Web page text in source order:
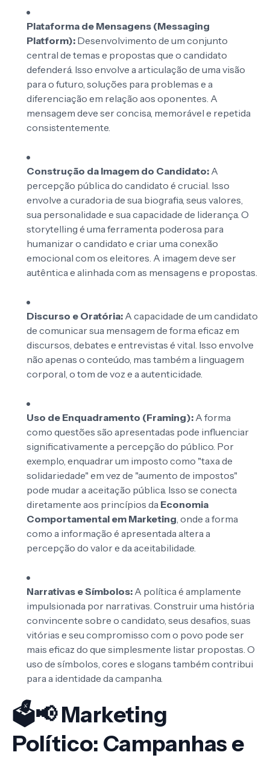
Plataforma de Mensagens (Messaging
Platform): Desenvolvimento de um conjunto
central de temas e propostas que o candidato
defenderá. Isso envolve a articulação de uma visão
para o futuro, soluções para problemas e a
diferenciação em relação aos oponentes. A
mensagem deve ser concisa, memorável e repetida
consistentemente.
Construção da Imagem do Candidato: A
percepção pública do candidato é crucial. Isso
envolve a curadoria de sua biografia, seus valores,
sua personalidade e sua capacidade de liderança. O
storytelling é uma ferramenta poderosa para
humanizar o candidato e criar uma conexão
emocional com os eleitores. A imagem deve ser
autêntica e alinhada com as mensagens e propostas.
Discurso e Oratória: A capacidade de um candidato
de comunicar sua mensagem de forma eficaz em
discursos, debates e entrevistas é vital. Isso envolve
não apenas o conteúdo, mas também a linguagem
corporal, o tom de voz e a autenticidade.
Uso de Enquadramento (Framing): A forma
como questões são apresentadas pode influenciar
significativamente a percepção do público. Por
exemplo, enquadrar um imposto como "taxa de
solidariedade" em vez de "aumento de impostos"
pode mudar a aceitação pública. Isso se conecta
diretamente aos princípios da Economia
Comportamental em Marketing, onde a forma
como a informação é apresentada altera a
percepção do valor e da aceitabilidade.
Narrativas e Símbolos: A política é amplamente
impulsionada por narrativas. Construir uma história
convincente sobre o candidato, seus desafios, suas
vitórias e seu compromisso com o povo pode ser
mais eficaz do que simplesmente listar propostas. O
uso de símbolos, cores e slogans também contribui
para a identidade da campanha.
🗳️📢 Marketing
Político: Campanhas e